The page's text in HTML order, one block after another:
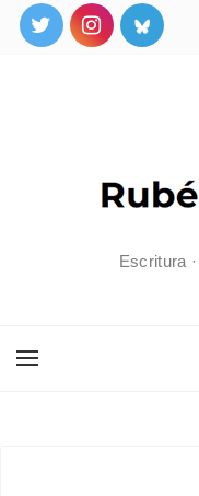
Escritura